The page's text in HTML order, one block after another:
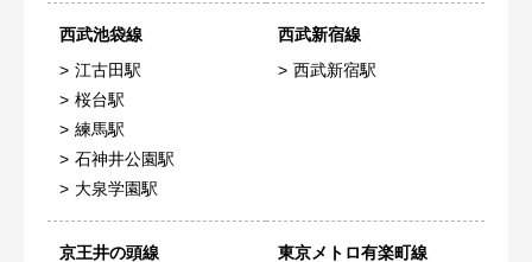
西武池袋線
江古田駅
桜台駅
練馬駅
石神井公園駅
大泉学園駅
西武新宿線
西武新宿駅
京王井の頭線
東京メトロ有楽町線